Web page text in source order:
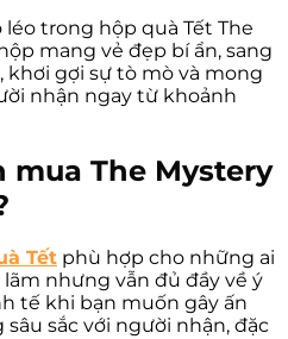
trong hộp quà Tết The
mang vẻ đẹp bí ẩn, sang
gợi sự tò mò và mong
nhận ngay từ khoảnh
mua The Mystery
Tết phù hợp cho những ai
nhưng vẫn đủ đầy về ý
tế khi bạn muốn gây ấn
sắc với người nhận, đặc